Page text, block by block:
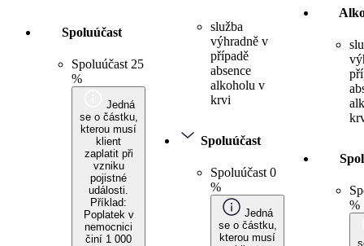
Spoluúčast
Spoluúčast 25
%
Jedná
se o částku,
kterou musí
klient
zaplatit při
vzniku
pojistné
události.
Příklad:
Poplatek v
nemocnici
činí 1 000
služba
výhradně v
případě
absence
alkoholu v
krvi
Spoluúčast
Spoluúčast 0
%
Jedná
se o částku,
kterou musí
%